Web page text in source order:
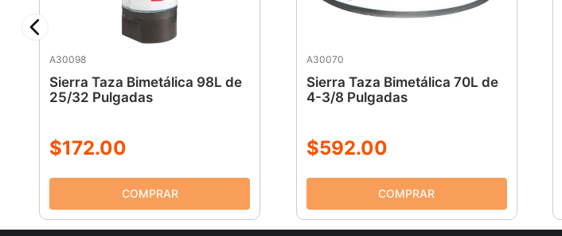
A30098
Sierra Taza Bimetálica 98L de
25/32 Pulgadas
$172.00
A30070
Sierra Taza Bimetálica 70L de
4-3/8 Pulgadas
$592.00